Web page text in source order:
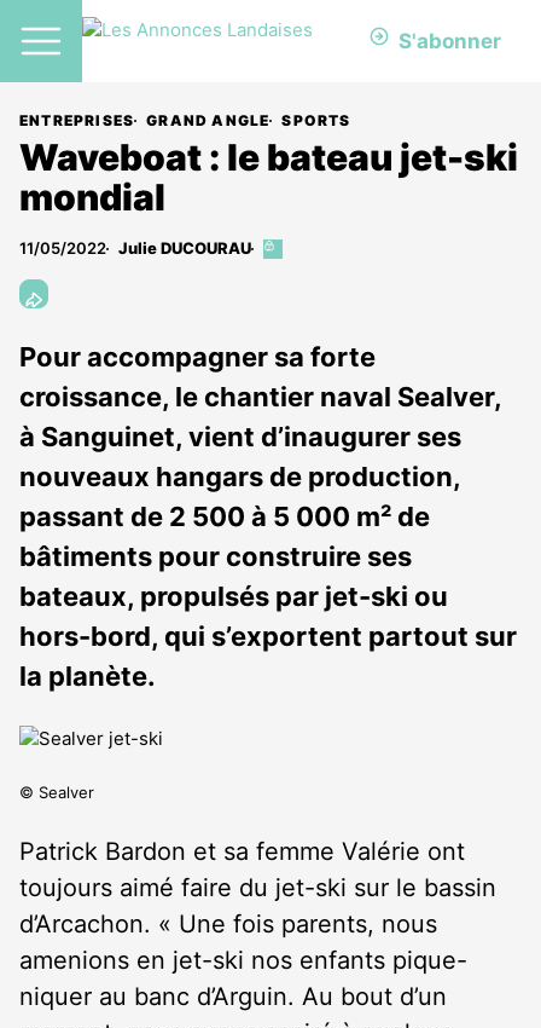
S'abonner
ENTREPRISES GRAND ANGLE SPORTS
Waveboat : le bateau jet-ski
mondial
11/05/2022 Julie DUCOURAU
Cet
abonnés
Pour accompagner sa forte
croissance, le chantier naval Sealver,
à Sanguinet, vient d’inaugurer ses
nouveaux hangars de production,
passant de 2 500 à 5 000 m² de
bâtiments pour construire ses
bateaux, propulsés par jet-ski ou
hors-bord, qui s’exportent partout sur
la planète.
© Sealver
Patrick Bardon et sa femme Valérie ont
toujours aimé faire du jet-ski sur le bassin
d’Arcachon. « Une fois parents, nous
amenions en jet-ski nos enfants pique-
niquer au banc d’Arguin. Au bout d’un